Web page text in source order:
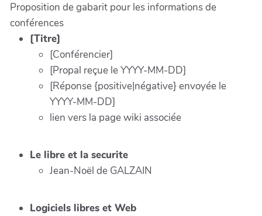
Proposition de gabarit pour les informations de
conférences
[Titre]
[Conférencier]
[Propal reçue le YYYY-MM-DD]
[Réponse {positive|négative} envoyée le
YYYY-MM-DD]
lien vers la page wiki associée
Le libre et la securite
Jean-Noël de GALZAIN
Logiciels libres et Web